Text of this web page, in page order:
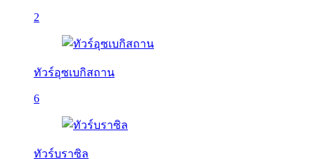
2
ทัวร์อุซเบกิสถาน
6
ทัวร์บราซิล